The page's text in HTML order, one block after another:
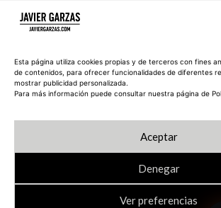
Esta página utiliza cookies propias y de terceros con fines
de contenidos, para ofrecer funcionalidades de diferentes
mostrar publicidad personalizada.
Para más información puede consultar nuestra página de
Aceptar
Denegar
Ver preferencias
03SÍGUEME
YouTube
@JavierGarzas
LinkedIn